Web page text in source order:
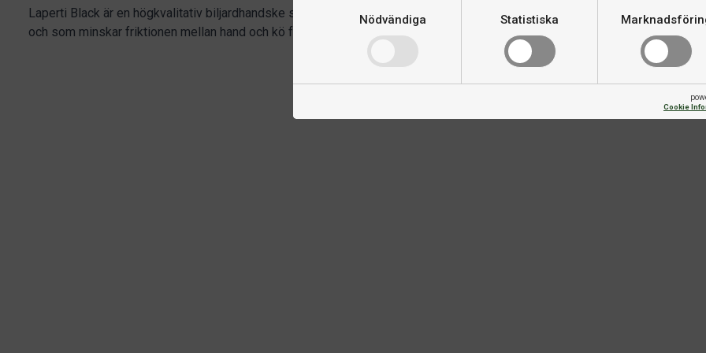
Nödvändiga Statistiska
Cookie
Laperti Black är en högkvalitativ biljardhandske som används av både proffs och amatörer
och som minskar friktionen mellan hand och kö för en jämnare köföring.
Varumärke